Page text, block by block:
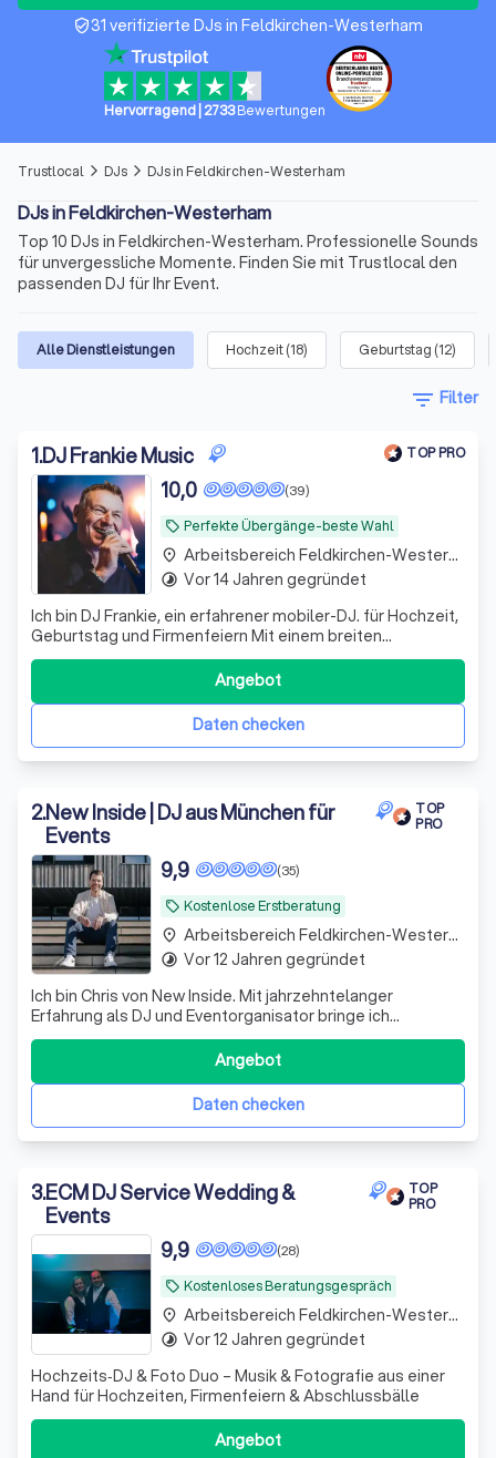
verified_user31 verifizierte DJs in Feldkirchen-Westerham
Hervorragend| 2733 Bewertungen
Trustlocal arrow_forward_ios DJs arrow_forward_ios DJs in Feldkirchen-Westerham
DJs in Feldkirchen-Westerham
Top 10 DJs in Feldkirchen-Westerham. Professionelle Sounds
für unvergessliche Momente. Finden Sie mit Trustlocal den
passenden DJ für Ihr Event.
Alle Dienstleistungen Hochzeit(18) Geburtstag (12)
filter_list Filter
1.DJ Frankie Music TOP PRO
local_offer Perfekte Übergänge-beste Wahl
(39)
10,0
Ich bin DJ Frankie, ein erfahrener mobiler-DJ. für Hochzeit,
Geburtstag und Firmenfeiern Mit einem breiten
Repertoire von Charts bis Schlager sorge ich für
unvergessliche Feiern . Mit High-End-Anlage
Daten checken
Angebot
place Arbeitsbereich Feldkirchen-Westerham
timelapse Vor 14 Jahren gegründet
2.New Inside | DJ aus München für
Events
TOP
PRO
local_offer Kostenlose Erstberatung
(35)
9,9
Ich bin Chris von New Inside. Mit jahrzehntelanger
Erfahrung als DJ und Eventorganisator bringe ich
Leidenschaft und Expertise mit, um Ihre Visionen
Wirklichkeit werden zu lassen.
Daten checken
Angebot
place Arbeitsbereich Feldkirchen-Westerham
timelapse Vor 12 Jahren gegründet
3.ECM DJ Service Wedding &
Events
TOP
PRO
local_offer Kostenloses Beratungsgespräch
(28)
9,9
Hochzeits‑DJ & Foto Duo – Musik & Fotografie aus einer
Hand für Hochzeiten, Firmenfeiern & Abschlussbälle
Angebot
place Arbeitsbereich Feldkirchen-Westerham
timelapse Vor 12 Jahren gegründet